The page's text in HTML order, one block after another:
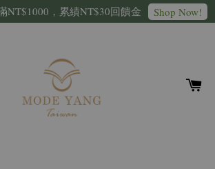
NT$1000，累績NT$30回饋金 Shop Now!